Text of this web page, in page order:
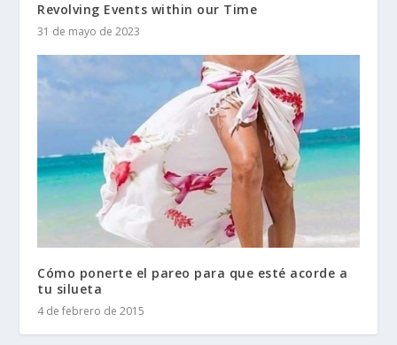
Revolving Events within our Time
31 de mayo de 2023
Cómo ponerte el pareo para que esté acorde a
tu silueta
4 de febrero de 2015